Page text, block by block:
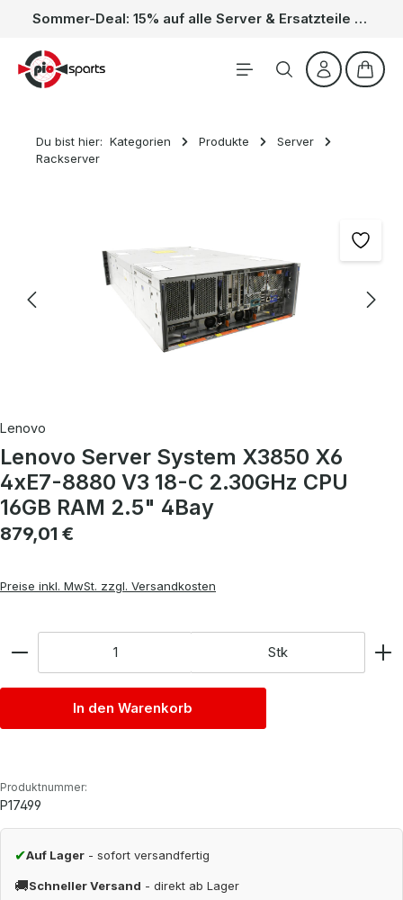
Zum Hauptinhalt springen Sommer-Deal: 15% auf alle Server & Ersatzteile – Kein Code nötig, der Rabatt wird automatisch im Warenkorb abgezogen. Gültig vom 01.06. bis 31.08.
Du bist hier: Kategorien Produkte
Server
Rackserver
Lenovo
Lenovo Server System X3850 X6
4xE7-8880 V3 18-C 2.30GHz CPU
16GB RAM 2.5" 4Bay
Regulärer Preis:
879,01 €
Preise inkl. MwSt. zzgl. Versandkosten
Stk
In den Warenkorb
Produktnummer:
P17499
✔Auf Lager - sofort versandfertig
🚚Schneller Versand - direkt ab Lager